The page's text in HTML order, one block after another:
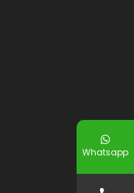
Whatsapp